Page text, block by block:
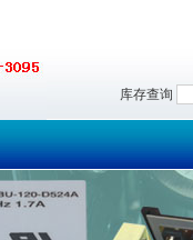
库存查询